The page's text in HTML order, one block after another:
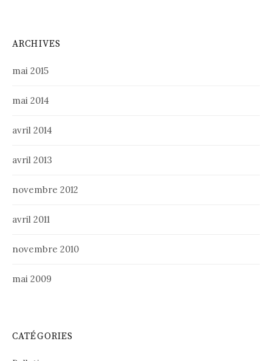
ARCHIVES
mai 2015
mai 2014
avril 2014
avril 2013
novembre 2012
avril 2011
novembre 2010
mai 2009
CATÉGORIES